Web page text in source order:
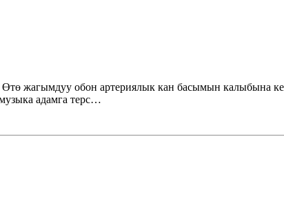
жагымдуу обон артериялык кан басымын калыбына
адамга терс…